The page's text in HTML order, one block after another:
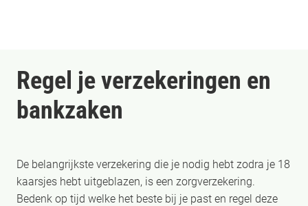
Regel je verzekeringen en
bankzaken
De belangrijkste verzekering die je nodig hebt zodra je 18
kaarsjes hebt uitgeblazen, is een zorgverzekering.
Bedenk op tijd welke het beste bij je past en regel deze